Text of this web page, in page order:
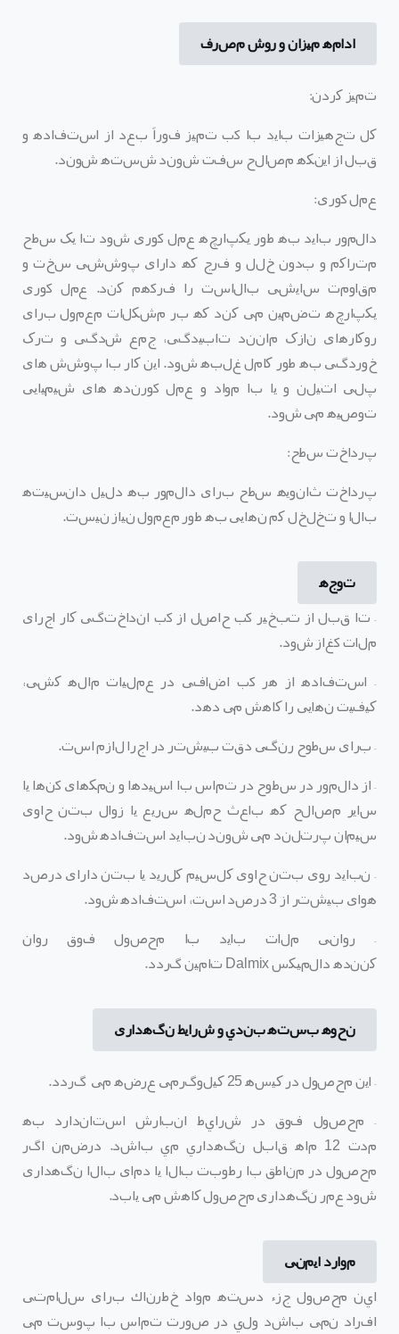
ادامه میزان و روش مصرف
تمیز کردن:
کل تجهیزات باید با آب تمیز فوراً بعد از استفاده و
قبل از اینکه مصالح سفت شوند شسته شوند.
عمل آوری:
دالمور باید به طور یکپارچه عمل آوری شود تا یک سطح
متراکم و بدون خلل و فرج که دارای پوششی سخت و
مقاومت سایشی بالاست را فرآهم کند. عمل آوری
یکپارچه تضمین می کند که بر مشکلات معمول برای
روکارهای نازک مانند تابیدگی، جمع شدگی و ترک
خوردگی به طور کامل غلبه شود. این کار با پوشش های
پلی اتیلن و یا با مواد و عمل آورنده های شیمیایی
توصیه می شود.
پرداخت سطح:
پرداخت ثانویه سطح برای دالمور به دلیل دانسیته
بالا و تخلخل کم نهایی به طور معمول نیاز نیست.
توجه
– تا قبل از تبخیر آب حاصل از آب انداختگی کار اجرای
ملات آغاز شود.
– استفاده از هر آب اضافی در عملیات ماله کشی،
کیفیت نهایی را کاهش می دهد.
–برای سطوح رنگی دقت بیشتر در اجرا لازم است.
–از دالمور در سطوح در تماس با اسیدها و نمکهای آنها یا
سایر مصالح که باعث حمله سریع یا زوال بتن حاوی
سیمان پرتلند می شوند نباید استفاده شود.
– نباید روی بتن حاوی کلسیم کلرید یا بتن دارای درصد
هوای بیشتر از 3درصد است، استفاده شود.
– روانی ملات باید با محصول فوق روان
کنندهدالمیکسDalmix تامین گردد.
نحوه بسته بندي و شرایط نگهداری
– این محصول در کیسه‌25کیلوگرمی عرضه می‌ گردد.
– محصول فوق در شرايط انبارش استاندارد به
مدت 12 ماه قابل نگهداري مي باشد. درضمن اگر
محصول در مناطق با رطوبت بالا یا دمای بالا نگهداری
شود عمر نگهداری محصول کاهش مییابد.
موارد ایمنی
اين محصول جزء دسته مواد خطرناك برای سلامتی
افراد نمی باشد ولي در صورت تماس با پوست می